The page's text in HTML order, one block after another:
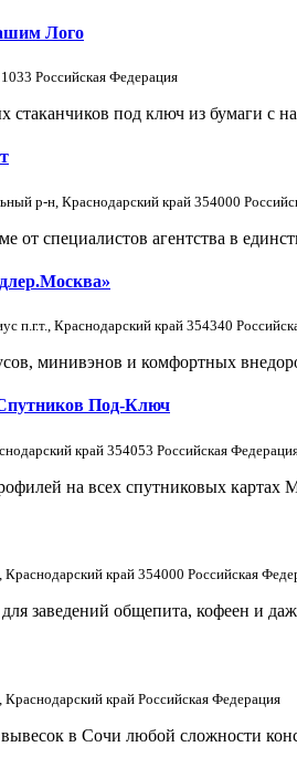
Лого
Российская Федерация
стаканчиков под ключ из бумаги
р-н, Краснодарский край 354000
от специалистов агентства в
п.г.т., Краснодарский край 354340
минивэнов и комфортных
Под-Ключ
край 354053 Российская
на всех спутниковых картах
край 354000 Российская
заведений общепита, кофеен и
край Российская Федерация
в Сочи любой сложности